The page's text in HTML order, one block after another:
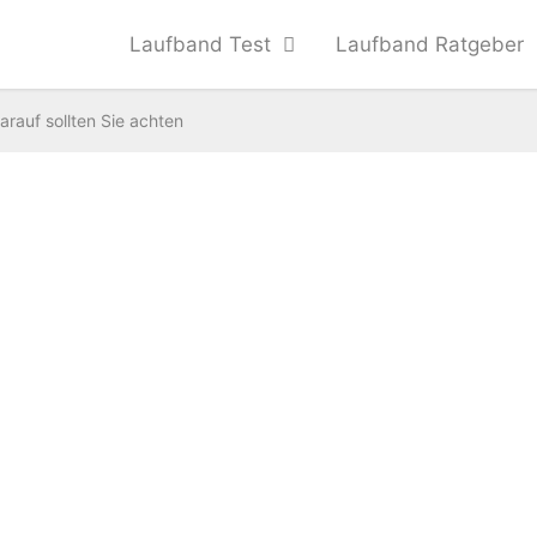
Laufband Test Laufband Ratgeber
sollten Sie achten